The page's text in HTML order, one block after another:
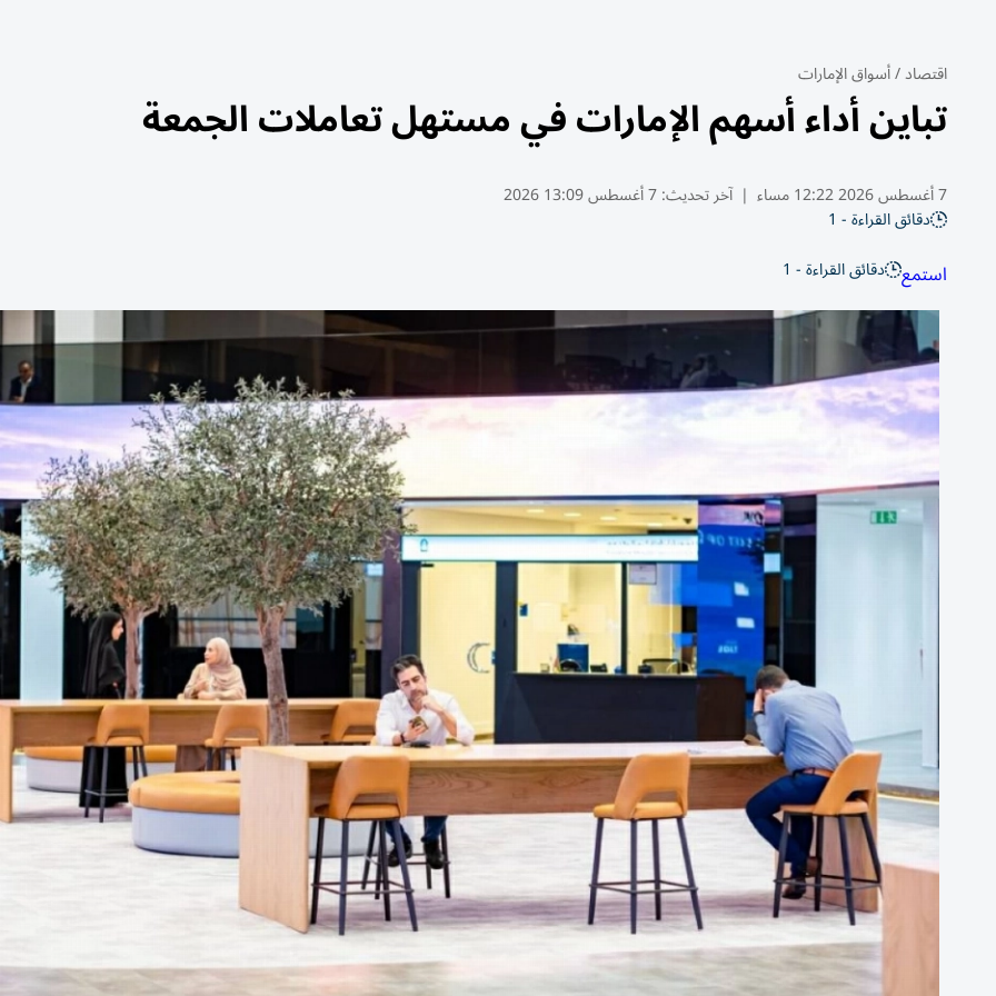
اقتصاد/أسواق الإمارات
تباين أداء أسهم الإمارات في مستهل تعاملات الجمعة
7 أغسطس 2026 12:22 مساء | آخر تحديث:7 أغسطس 13:09 2026
دقائق القراءة - 1
استمع دقائق القراءة - 1